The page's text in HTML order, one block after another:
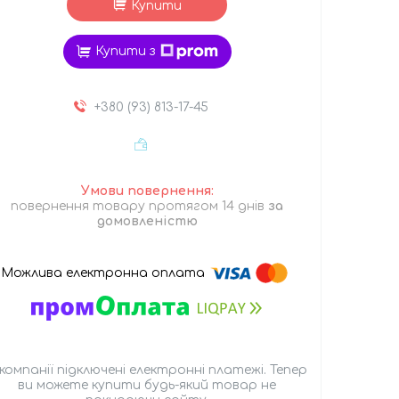
Купити
Купити з
+380 (93) 813-17-45
повернення товару протягом 14 днів за
домовленістю
підключені електронні платежі. Тепер
ви можете купити будь-який товар не